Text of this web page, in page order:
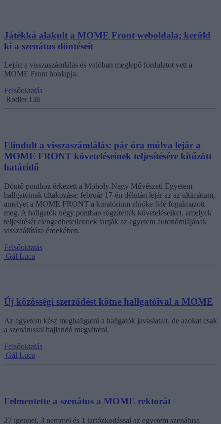
Játékká alakult a MOME Front weboldala; kerüld
ki a szenátus döntéseit
Lejárt a visszaszámlálás és valóban meglepő fordulatot vett a
MOME Front honlapja.
Felsőoktatás
Rodler Lili
Elindult a visszaszámlálás: pár óra múlva lejár a
MOME FRONT követeléseinek teljesítésére kitűzött
határidő
Döntő ponthoz érkezett a Moholy-Nagy Művészeti Egyetem
hallgatóinak tiltakozása: február 17-én délután lejár az az ultimátum,
amelyet a MOME FRONT a kuratórium elnöke felé fogalmazott
meg. A hallgatók négy pontban rögzítették követeléseiket, amelyek
teljesítését elengedhetetlennek tartják az egyetem autonómiájának
visszaállítása érdekében.
Felsőoktatás
Gál Luca
Új közösségi szerződést kötne hallgatóival a MOME
Az egyetem kész meghallgatni a hallgatók javaslatait, de azokat csak
a szenátussal hajlandó megvitatni.
Felsőoktatás
Gál Luca
Felmentette a szenátus a MOME rektorát
27 igennel, 3 nemmel és 1 tartózkodással az egyetem szenátusa